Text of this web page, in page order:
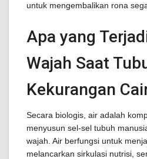
untuk mengembalikan rona
Apa yang
Wajah Saat
Kekurangan
Secara biologis, air adalah
menyusun sel-sel tubuh
wajah. Air berfungsi untuk
melancarkan sirkulasi nutrisi,